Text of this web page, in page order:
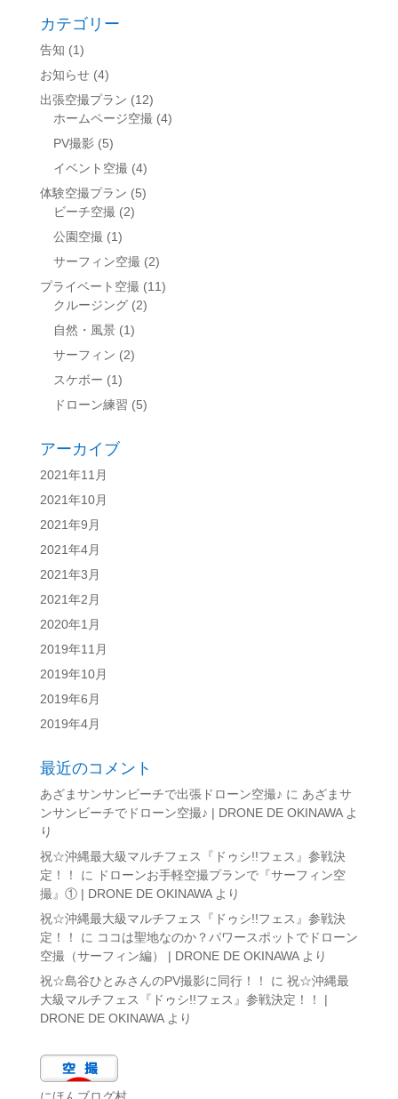
カテゴリー
告知 (1)
お知らせ(4)
出張空撮プラン (12)
ホームページ空撮 (4)
PV撮影(5)
イベント空撮 (4)
体験空撮プラン (5)
ビーチ空撮 (2)
公園空撮 (1)
サーフィン空撮 (2)
プライベート空撮 (11)
クルージング(2)
自然・風景(1)
サーフィン (2)
スケボー (1)
ドローン練習 (5)
アーカイブ
2021年11月
2021年10月
2021年9月
2021年4月
2021年3月
2021年2月
2020年1月
2019年11月
2019年10月
2019年6月
2019年4月
最近のコメント
あざまサンサンビーチで出張ドローン空撮♪ に あざまサ
ンサンビーチでドローン空撮♪ | DRONE DE OKINAWAよ
り
祝☆沖縄最大級マルチフェス『ドゥシ!!フェス』参戦決
定！！
に
ドローンお手軽空撮プランで『サーフィン空
撮』① | DRONE DE OKINAWAより
祝☆沖縄最大級マルチフェス『ドゥシ!!フェス』参戦決
定！！
に ココは聖地なのか？パワースポットでドローン
空撮（サーフィン編） | DRONE DE OKINAWAより
祝☆島谷ひとみさんのPV撮影に同行！！
に 祝☆沖縄最
大級マルチフェス『ドゥシ!!フェス』参戦決定！！ |
DRONE DE OKINAWAより
にほんブログ村